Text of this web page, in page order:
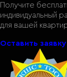
Получите
индивидуальный
для вашей
Оставить заявку